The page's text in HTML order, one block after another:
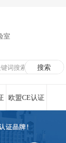
室
欧盟CE认证